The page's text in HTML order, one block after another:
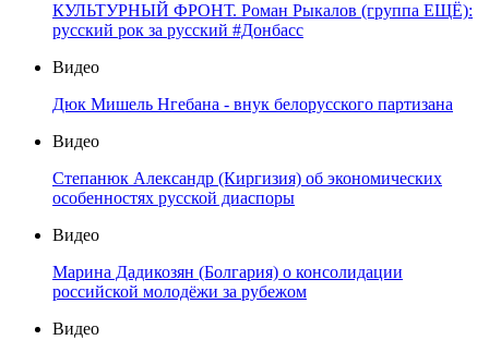
КУЛЬТУРНЫЙ ФРОНТ. Роман Рыкалов (группа ЕЩЁ):
русский рок за русский #Донбасс
Видео
Дюк Мишель Нгебана - внук белорусского партизана
Видео
Степанюк Александр (Киргизия) об экономических
особенностях русской диаспоры
Видео
Марина Дадикозян (Болгария) о консолидации
российской молодёжи за рубежом
Видео